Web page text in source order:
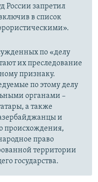
России запретил
в список
по «делу
их преследование
признаку.
по этому делу
органами –
а также
и
происхождения,
право
территории
государства.